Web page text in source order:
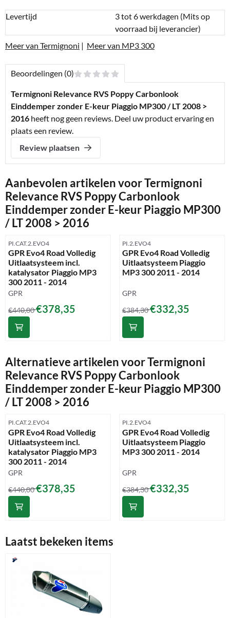
Levertijd
3 tot 6 werkdagen (Mits op
voorraad bij leverancier)
Meer van Termignoni | Meer van MP3 300
Beoordelingen (0)
Termignoni Relevance RVS Poppy Carbonlook
Einddemper zonder E-keur Piaggio MP300 / LT 2008 >
2016 heeft nog geen reviews. Deel uw product ervaring en
plaats een review.
Review plaatsen
Aanbevolen artikelen voorTermignoni
Relevance RVS Poppy Carbonlook
Einddemper zonder E-keur Piaggio MP300
/ LT 2008 > 2016
Artikelnummer
PI.CAT.2.EVO4
GPR Evo4 Road Volledig
Uitlaatsysteem incl.
katalysator Piaggio MP3
300 2011 - 2014
Merk:
GPR
Van 440,00 voor 378,35
€440,00€378,35
Artikelnummer
PI.2.EVO4
GPR Evo4 Road Volledig
Uitlaatsysteem Piaggio
MP3 300 2011 - 2014
Merk:
GPR
Van 384,30 voor 332,35
€384,30€332,35
Alternatieve artikelen voorTermignoni
Relevance RVS Poppy Carbonlook
Einddemper zonder E-keur Piaggio MP300
/ LT 2008 > 2016
Artikelnummer
PI.CAT.2.EVO4
GPR Evo4 Road Volledig
Uitlaatsysteem incl.
katalysator Piaggio MP3
300 2011 - 2014
Merk:
GPR
Van 440,00 voor 378,35
€440,00€378,35
Artikelnummer
PI.2.EVO4
GPR Evo4 Road Volledig
Uitlaatsysteem Piaggio
MP3 300 2011 - 2014
Merk:
GPR
Van 384,30 voor 332,35
€384,30€332,35
Laatst bekeken items